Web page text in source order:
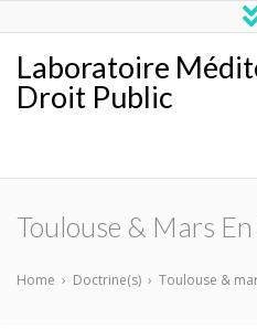
Laboratoire
Droit Public
Toulouse & Mars
Home › Doctrine(s) › Toulouse &